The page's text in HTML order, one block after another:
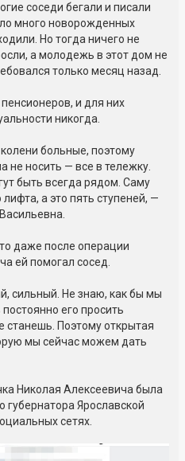
соседи бегали и писали
много новорожденных
Но тогда ничего не
а молодежь в этот дом не
только месяц назад.
и для них
никогда.
больные, поэтому
не носить — все в тележку.
быть всегда рядом. Саму
а это пять ступеней, —
даже после операции
ей помогал сосед.
сильный. Не знаю, как бы мы
его просить
станешь. Поэтому открытая
мы сейчас можем дать
Николая Алексеевича была
губернатора Ярославской
сетях.